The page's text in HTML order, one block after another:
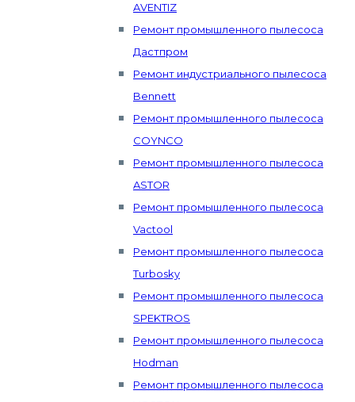
AVENTIZ
Ремонт промышленного пылесоса
Дастпром
Ремонт индустриального пылесоса
Bennett
Ремонт промышленного пылесоса
COYNCO
Ремонт промышленного пылесоса
ASTOR
Ремонт промышленного пылесоса
Vactool
Ремонт промышленного пылесоса
Turbosky
Ремонт промышленного пылесоса
SPEKTROS
Ремонт промышленного пылесоса
Hodman
Ремонт промышленного пылесоса